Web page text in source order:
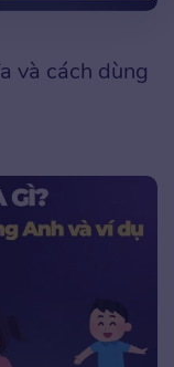
và cách dùng